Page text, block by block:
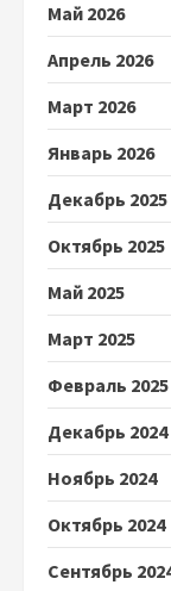
Май 2026
Апрель 2026
Март 2026
Январь 2026
Декабрь 2025
Октябрь 2025
Май 2025
Март 2025
Февраль 2025
Декабрь 2024
Ноябрь 2024
Октябрь 2024
Сентябрь